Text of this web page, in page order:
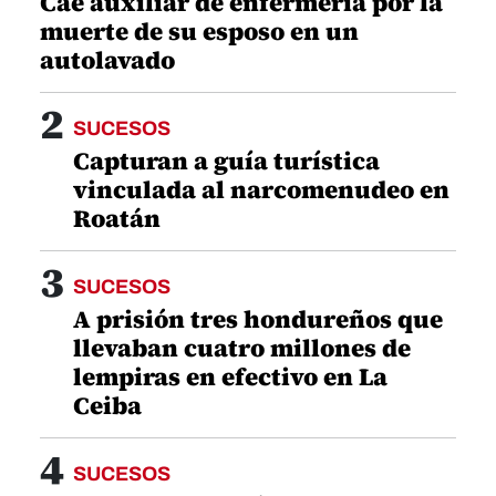
muerte de su esposo en un
autolavado
2 SUCESOS
Capturan a guía turística
vinculada al narcomenudeo en
Roatán
3 SUCESOS
A prisión tres hondureños que
llevaban cuatro millones de
lempiras en efectivo en La
Ceiba
4 SUCESOS